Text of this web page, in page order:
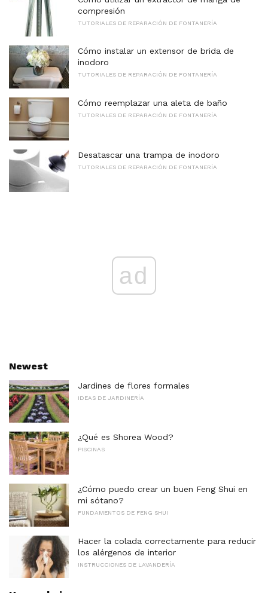
compresión
TUTORIALES DE REPARACIÓN DE FONTANERÍA
Cómo instalar un extensor de brida de
inodoro
TUTORIALES DE REPARACIÓN DE FONTANERÍA
Cómo reemplazar una aleta de baño
TUTORIALES DE REPARACIÓN DE FONTANERÍA
Desatascar una trampa de inodoro
TUTORIALES DE REPARACIÓN DE FONTANERÍA
ad
Newest
Jardines de flores formales
IDEAS DE JARDINERÍA
¿Qué es Shorea Wood?
PISCINAS
¿Cómo puedo crear un buen Feng Shui en
mi sótano?
FUNDAMENTOS DE FENG SHUI
Hacer la colada correctamente para reducir
los alérgenos de interior
INSTRUCCIONES DE LAVANDERÍA